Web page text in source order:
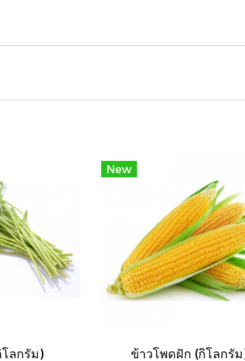
ลกรัม)
New
ข้าวโพดฝัก (กิโลกรัม